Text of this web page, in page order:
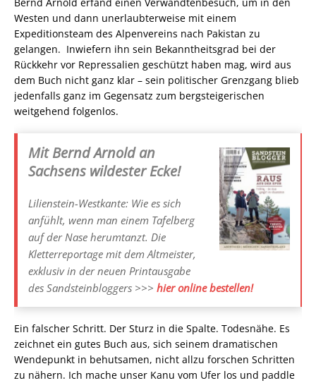
Bernd Arnold erfand einen Verwandtenbesuch, um in den
Westen und dann unerlaubterweise mit einem
Expeditionsteam des Alpenvereins nach Pakistan zu
gelangen. Inwiefern ihn sein Bekanntheitsgrad bei der
Rückkehr vor Repressalien geschützt haben mag, wird aus
dem Buch nicht ganz klar – sein politischer Grenzgang blieb
jedenfalls ganz im Gegensatz zum bergsteigerischen
weitgehend folgenlos.
Mit Bernd Arnold an
Sachsens wildester Ecke!
Lilienstein-Westkante: Wie es sich
anfühlt, wenn man einem Tafelberg
auf der Nase herumtanzt. Die
Kletterreportage mit dem Altmeister,
exklusiv in der neuen Printausgabe
des Sandsteinbloggers >>> hier online bestellen!
Ein falscher Schritt. Der Sturz in die Spalte. Todesnähe. Es
zeichnet ein gutes Buch aus, sich seinem dramatischen
Wendepunkt in behutsamen, nicht allzu forschen Schritten
zu nähern. Ich mache unser Kanu vom Ufer los und paddle